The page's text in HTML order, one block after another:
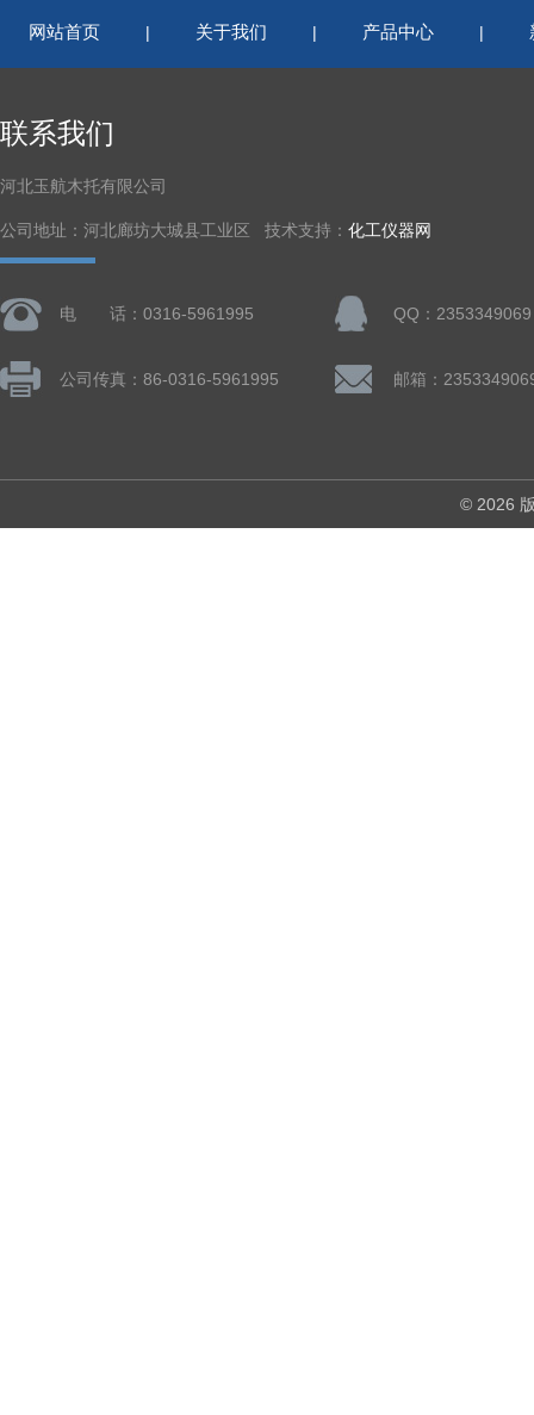
网站首页 | 关于我们 | 产品中心 |
联系我们
河北玉航木托有限公司
公司地址：河北廊坊大城县工业区 技术支持： 化工仪器网
电 话：0316-5961995 QQ：2353349069
公司传真：86-0316-5961995 邮箱：
© 2026